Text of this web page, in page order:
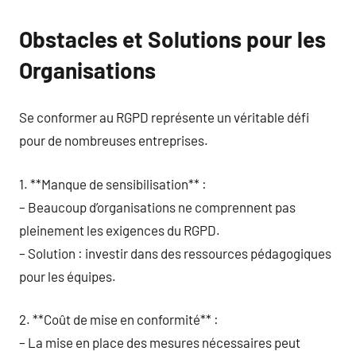
Obstacles et Solutions pour les
Organisations
Se conformer au RGPD représente un véritable défi
pour de nombreuses entreprises.
1. **Manque de sensibilisation** :
– Beaucoup d’organisations ne comprennent pas
pleinement les exigences du RGPD.
– Solution : investir dans des ressources pédagogiques
pour les équipes.
2. **Coût de mise en conformité** :
– La mise en place des mesures nécessaires peut